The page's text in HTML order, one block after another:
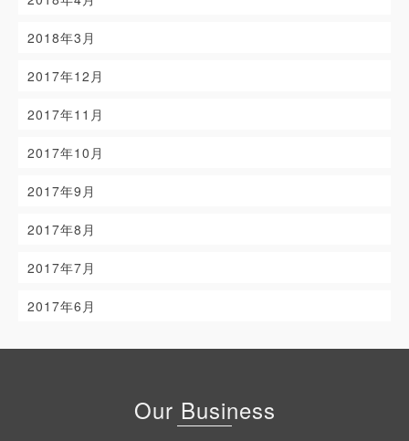
2018年3月
2017年12月
2017年11月
2017年10月
2017年9月
2017年8月
2017年7月
2017年6月
Our Business